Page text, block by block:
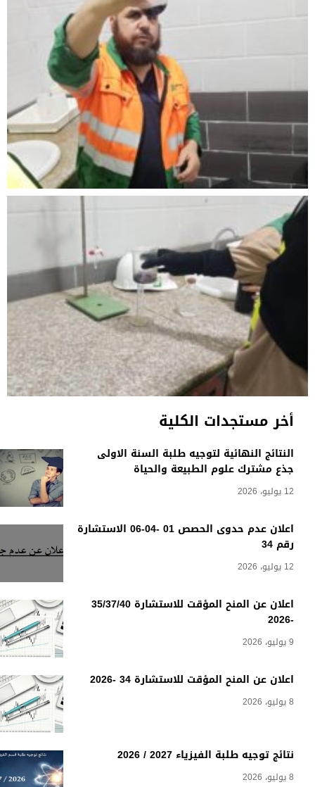
أخر مستجدات الكلية
النتائج النهائية لتوجيه طلبة السنة الاولى
جذع مشترك علوم الطبيعة والحياة
12 يوليو، 2026
اعلان عدم حدوى الحصص 01 -04-06 الاستشارة
رقم 34
12 يوليو، 2026
اعلان عن المنح المؤقت للاستشارة 35/37/40
-2026
9 يوليو، 2026
اعلان عن المنح المؤقت للاستشارة 34 -2026
8 يوليو، 2026
نتائج توجيه طلبة الفيزياء 2027 / 2026
8 يوليو، 2026